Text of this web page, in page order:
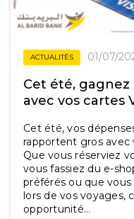
ACTUALITÉS 01/07/
Cet été, gagnez
avec vos cartes
Cet été, vos
rapportent gros avec
Que vous réserviez
vous fassiez du e-
préférés ou que
lors de vos
opportunité...